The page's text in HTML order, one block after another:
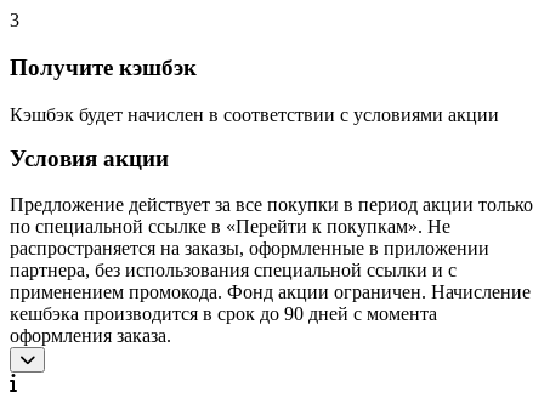
3
Получите кэшбэк
Кэшбэк будет начислен в соответствии с условиями акции
Условия акции
Предложение действует за все покупки в период акции только
по специальной ссылке в «Перейти к покупкам». Не
распространяется на заказы, оформленные в приложении
партнера, без использования специальной ссылки и с
применением промокода. Фонд акции ограничен. Начисление
кешбэка производится в срок до 90 дней с момента
оформления заказа.